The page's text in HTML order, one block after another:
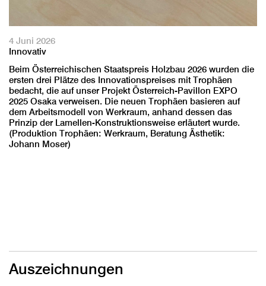
4 Juni 2026
Innovativ
Beim Österreichischen Staatspreis Holzbau 2026 wurden die
ersten drei Plätze des Innovationspreises mit Trophäen
bedacht, die auf unser Projekt Österreich-Pavillon EXPO
2025 Osaka verweisen. Die neuen Trophäen basieren auf
dem Arbeitsmodell von Werkraum, anhand dessen das
Prinzip der Lamellen-Konstruktionsweise erläutert wurde.
(Produktion Trophäen: Werkraum, Beratung Ästhetik:
Johann Moser)
Auszeichnungen